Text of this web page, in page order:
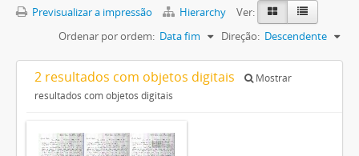
Previsualizar a impressão Hierarchy
Ver:
Ordenar por ordem: Data fim Direção: Descendente
2 resultados com objetos digitais
Mostrar
resultados com objetos digitais